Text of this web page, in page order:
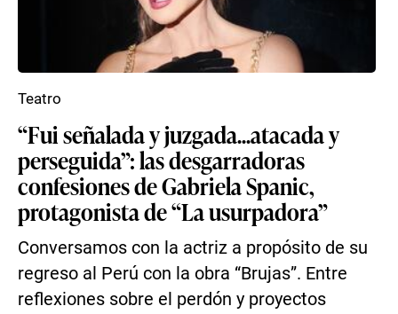
“Fui señalada y juzgada...atacada y
perseguida”: las desgarradoras
confesiones de Gabriela Spanic,
protagonista de “La usurpadora”
Conversamos con la actriz a propósito de su
regreso al Perú con la obra “Brujas”. Entre
reflexiones sobre el perdón y proyectos
Teatro